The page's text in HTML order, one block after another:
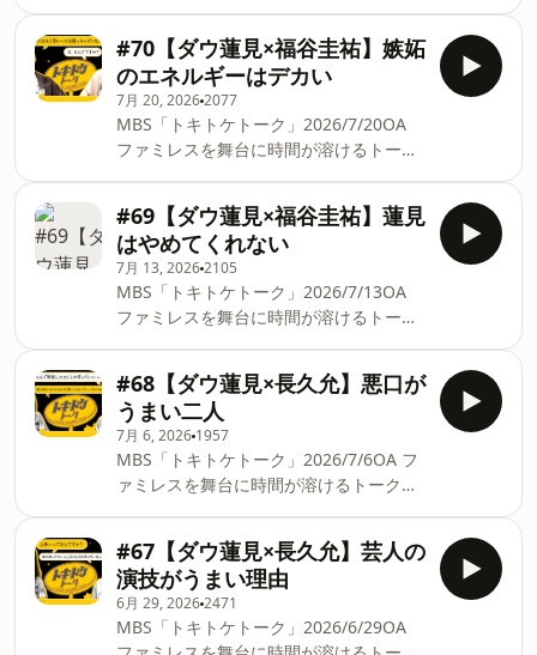
楽市楽座、関東はモーリーファンタジ
ー。メダルゲームは焼き肉を超える。将
来は家族とイオンに行きたい。ヴィレヴ
ァンの福袋から一年は始まる。大きいサ
イズのコミックは怖い。 毎週月曜
18:45~19:00
https://www.mbs1179.com/tokitoke/ ▽
番組X https://x.com/tokitoketalk ▽お便
りはこちら tktk@mbs1179.com #MBS
ラジオ #ラジオ #ダ
はダウ90000蓮見翔×フースーヤの谷口
理。ギャグとコントについてトーク。特
長ではなく特徴。1年目に東京に行くつ
もりだった。大阪のカルチャーは手薄。
見れたと思ったらギャグ。中学生のネタ
はプロでは通用しない。ちゃんぴおんず
もまたカルチャーではない。夜行バスは
賞レースに向いてない。MDの時代を知
ってる世代。賞レースのためにネタは作
りたくない。熱いと表明してる人ほどそ
んなに熱くない。特徴が炸裂。 毎週月曜
18:45~19:00
https://www.mbs1179.com/tokitoke/ ▽
番組X https://x.com/tokitoketalk ▽お便
りはこちら tktk@mbs1179.com #MBS
ラジオ #ラジオ #ダウ90000 #蓮見翔 #
福谷圭
#70【ダウ蓮見×福谷圭祐】嫉妬
のエネルギーはデカい
7月 20, 20262077
MBS「トキトケトーク」2026/7/20OA
ファミレスを舞台に時間が溶けるトーク
はダウ90000蓮見翔×脚本家・演出家の福
谷圭祐。演技の上手さとは何なのかトー
ク。モー娘。型とももクロ型の劇団。ダ
ウのメンバーは声が出ていない。演劇の
演技とテレビの演技。スベったという現
象が起きないボケはボケじゃない。嫉妬
は心地いい感情のひとつ。どうやって蓮
見より幸せになればいい？コメディの映
画が今ヤバい。 毎週月曜18:45~19:00
https://www.mbs1179.com/tokitoke/ ▽
番組X https://x.com/tokitoketalk ▽お便
りはこちら tktk@mbs1179.com #MBS
ラジオ #ラジオ #ダウ90000 #蓮見翔 #
福谷圭祐 #匿名劇壇
#69【ダウ蓮見×福谷圭祐】蓮見
はやめてくれない
7月 13, 20262105
MBS「トキトケトーク」2026/7/13OA
ファミレスを舞台に時間が溶けるトーク
はダウ90000蓮見翔×脚本家・演出家の福
谷圭祐。関西の劇団は流行っているのか
トーク。劇団は5分の作品を持っていれ
ばありがたい。キングオブコントに出て
みた。頓珍漢な意見への向き合い方。流
行ってないというのは気にしにしないで
ということ。蓮見翔は演劇界の大谷翔平
なのか。 毎週月曜18:45~19:00
https://www.mbs1179.com/tokitoke/ ▽
番組X https://x.com/tokitoketalk ▽お便
りはこちら tktk@mbs1179.com #MBS
ラジオ #ラジオ #ダウ90000 #蓮見翔 #
#68【ダウ蓮見×長久允】悪口が
うまい二人
7月 6, 2026 1957
MBS「トキトケトーク」2026/7/6OA フ
ァミレスを舞台に時間が溶けるトークを
ダウ90000蓮見翔×会社員で映画監督の長
久允。CM出身の人が撮った映画トー
ク。無理に伸ばした作品はつまらない。
お笑い知らずにスターになりたいだけの
奴が一番売れる。ニンを見せる時代が来
#67【ダウ蓮見×長久允】芸人の
演技がうまい理由
6月 29, 20262471
MBS「トキトケトーク」2026/6/29OA